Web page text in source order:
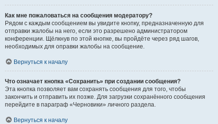
Как мне пожаловаться на сообщения модератору?
Рядом с каждым сообщением вы увидите кнопку, предназначенную для
отправки жалобы на него, если это разрешено администратором
конференции. Щёлкнув по этой кнопке, вы пройдёте через ряд шагов,
необходимых для оправки жалобы на сообщение.
Вернуться к началу
Что означает кнопка «Сохранить» при создании сообщения?
Эта кнопка позволяет вам сохранять сообщения для того, чтобы
закончить и отправить их позже. Для загрузки сохранённого сообщения
перейдите в параграф «Черновики» личного раздела.
Вернуться к началу